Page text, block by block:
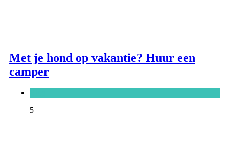
Met je hond op vakantie? Huur een
camper
5